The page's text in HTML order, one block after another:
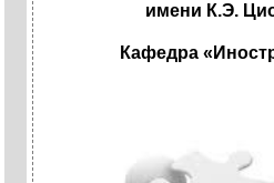
имени К.Э.
Кафедра